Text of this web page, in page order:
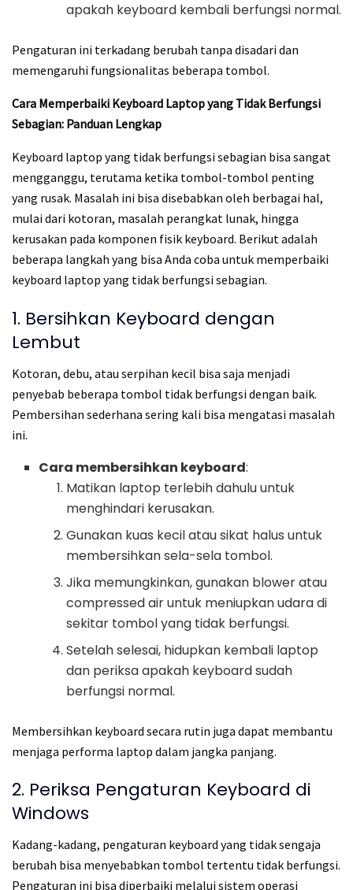
apakah keyboard kembali berfungsi normal.
Pengaturan ini terkadang berubah tanpa disadari dan
memengaruhi fungsionalitas beberapa tombol.
Cara Memperbaiki Keyboard Laptop yang Tidak Berfungsi
Sebagian: Panduan Lengkap
Keyboard laptop yang tidak berfungsi sebagian bisa sangat
mengganggu, terutama ketika tombol-tombol penting
yang rusak. Masalah ini bisa disebabkan oleh berbagai hal,
mulai dari kotoran, masalah perangkat lunak, hingga
kerusakan pada komponen fisik keyboard. Berikut adalah
beberapa langkah yang bisa Anda coba untuk memperbaiki
keyboard laptop yang tidak berfungsi sebagian.
1. Bersihkan Keyboard dengan
Lembut
Kotoran, debu, atau serpihan kecil bisa saja menjadi
penyebab beberapa tombol tidak berfungsi dengan baik.
Pembersihan sederhana sering kali bisa mengatasi masalah
ini.
Cara membersihkan keyboard:
Matikan laptop terlebih dahulu untuk
menghindari kerusakan.
Gunakan kuas kecil atau sikat halus untuk
membersihkan sela-sela tombol.
Jika memungkinkan, gunakan blower atau
compressed air untuk meniupkan udara di
sekitar tombol yang tidak berfungsi.
Setelah selesai, hidupkan kembali laptop
dan periksa apakah keyboard sudah
berfungsi normal.
Membersihkan keyboard secara rutin juga dapat membantu
menjaga performa laptop dalam jangka panjang.
2. Periksa Pengaturan Keyboard di
Windows
Kadang-kadang, pengaturan keyboard yang tidak sengaja
berubah bisa menyebabkan tombol tertentu tidak berfungsi.
Pengaturan ini bisa diperbaiki melalui sistem operasi